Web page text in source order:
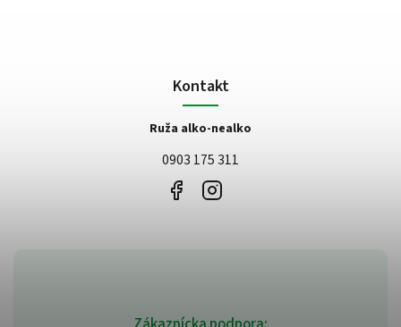
Kontakt
Ruža alko-nealko
0903 175 311